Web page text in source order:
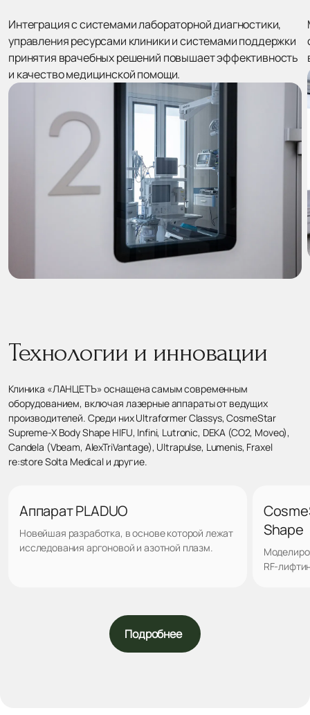
Интеграция с системами лабораторной диагностики,
управления ресурсами клиники и системами поддержки
принятия врачебных решений повышает эффективность
и качество медицинской помощи.
Технологии и инновации
Клиника «ЛАНЦЕТЪ» оснащена самым современным
оборудованием, включая лазерные аппараты от ведущих
производителей. Среди них Ultraformer Classys, CosmeStar
Supreme-X Body Shape HIFU, Infini, Lutronic, DEKA (CO2, Moveo),
Candela (Vbeam, AlexTriVantage), Ultrapulse, Lumenis, Fraxel
re:store Solta Medical и другие.
Аппарат PLADUO
Новейшая разработка, в основе которой лежат
исследования аргоновой и азотной плазм.
Shape
RF-
Подробнее